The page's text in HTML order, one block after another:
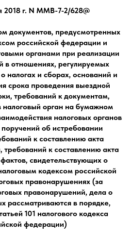
2018 г. N ММВ-7-2/628@
документов, предусмотренных
российской федерации и
органами при реализации
в отношениях, регулируемых
налогах и сборах, оснований и
срока проведения выездной
требований к документам,
налоговый орган на бумажном
налоговых органов
об истребовании
к составлению акта
требований к составлению акта
свидетельствующих о
кодексом российской
правонарушениях (за
правонарушений, дела о
рассматриваются в порядке,
101 налогового кодекса
федерации)